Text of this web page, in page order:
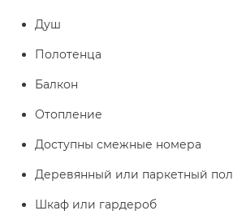
Душ
Полотенца
Балкон
Отопление
Доступны смежные номера
Деревянный или паркетный пол
Шкаф или гардероб